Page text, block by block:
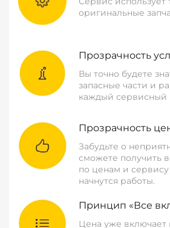
оригинальные
Прозрачность
Вы точно будете
запасные части и
каждый сервисный
Прозрачность
Забудьте о
сможете получить
по ценам и
начнутся работы.
Принцип «Все
Цена уже включает